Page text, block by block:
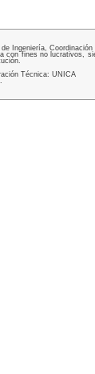
Ingeniería,
con fines no lucrativos,
Técnica: UNICA